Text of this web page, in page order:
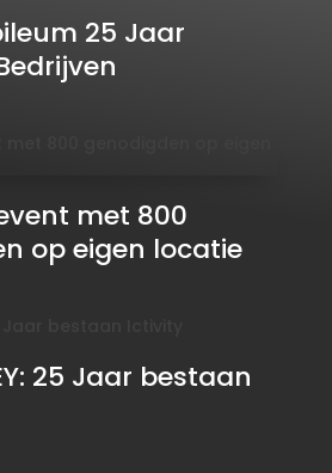
25 Jaar
met 800
op eigen locatie
25 Jaar bestaan